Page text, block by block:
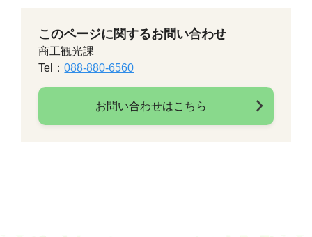
このページに関するお問い合わせ
商工観光課
Tel：088-880-6560
お問い合わせはこちら